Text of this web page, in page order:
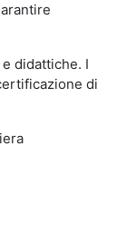
didattiche. I
di